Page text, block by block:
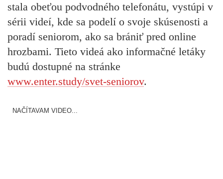
stala obeťou podvodného telefonátu, vystúpi v
sérii videí, kde sa podelí o svoje skúsenosti a
poradí seniorom, ako sa brániť pred online
hrozbami. Tieto videá ako informačné letáky
budú dostupné na stránke
www.enter.study/svet-seniorov.
NAČÍTAVAM VIDEO...